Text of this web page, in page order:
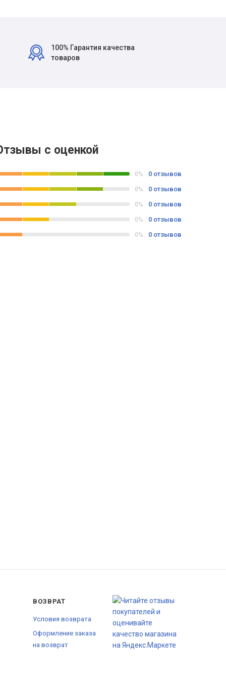
100% Гарантия качества
товаров
с оценкой
0% 0 отзывов
0% 0 отзывов
0% 0 отзывов
0% 0 отзывов
0% 0 отзывов
ВОЗВРАТ
Условия возврата
Оформление заказа
на возврат